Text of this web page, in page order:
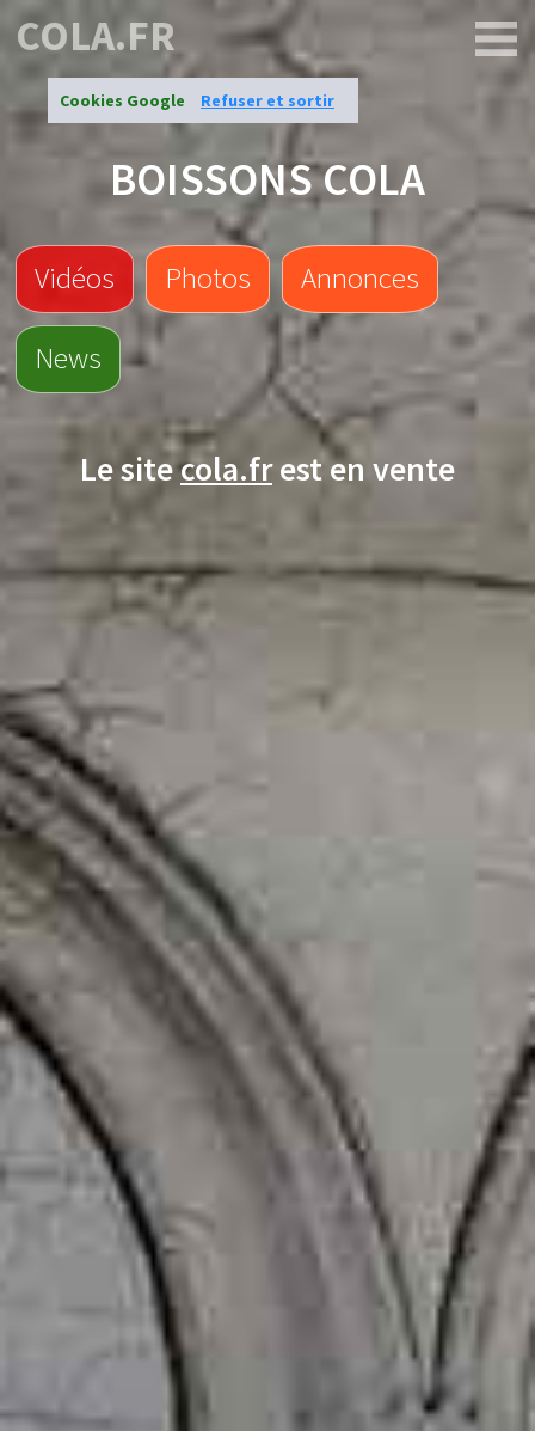
Cookies Google Refuser et sortir
COLA.FR
BOISSONS COLA
Vidéos Photos Annonces
News
Le sitecola.frest en vente